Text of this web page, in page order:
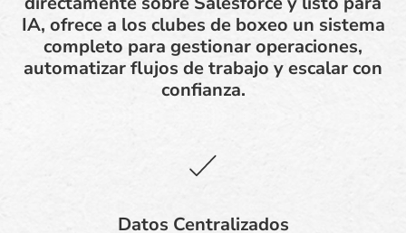
IA, ofrece a los clubes de boxeo un sistema
completo para gestionar operaciones,
automatizar flujos de trabajo y escalar con
confianza.
Datos Centralizados